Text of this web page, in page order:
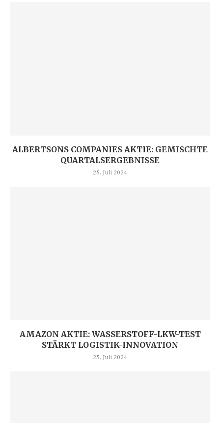
ALBERTSONS COMPANIES AKTIE: GEMISCHTE
QUARTALSERGEBNISSE
25. Juli 2024
AMAZON AKTIE: WASSERSTOFF-LKW-TEST
STÄRKT LOGISTIK-INNOVATION
25. Juli 2024